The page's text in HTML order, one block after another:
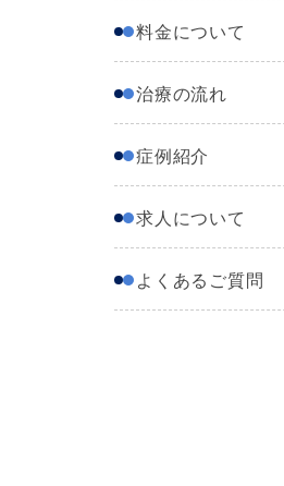
料金について
治療の流れ
症例紹介
求人について
よくあるご質問